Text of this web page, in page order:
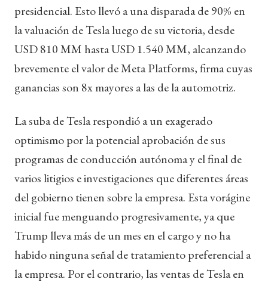
presidencial. Esto llevó a una disparada de 90% en
la valuación de Tesla luego de su victoria, desde
USD 810 MM hasta USD 1.540 MM, alcanzando
brevemente el valor de Meta Platforms, firma cuyas
ganancias son 8x mayores a las de la automotriz.
La suba de Tesla respondió a un exagerado
optimismo por la potencial aprobación de sus
programas de conducción autónoma y el final de
varios litigios e investigaciones que diferentes áreas
del gobierno tienen sobre la empresa. Esta vorágine
inicial fue menguando progresivamente, ya que
Trump lleva más de un mes en el cargo y no ha
habido ninguna señal de tratamiento preferencial a
la empresa. Por el contrario, las ventas de Tesla en